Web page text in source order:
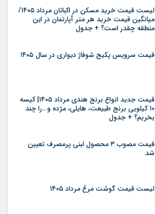
لیست قیمت خرید مسکن در اکباتان مرداد ۱۴۰۵/
میانگین قیمت خرید هر متر آپارتمان در این
منطقه چقدر است؟ + جدول
قیمت سرویس پکیج شوفاژ دیواری در سال ۱۴۰۵
قیمت جدید انواع برنج هندی مرداد ۱۴۰۵| کیسه
۱۰ کیلویی برنج طبیعت، هایلی، مژده و…را چند
بخریم؟ + جدول
قیمت مصوب ۳ محصول لبنی پرمصرف تعیین
شد
لیست قیمت گوشت مرغ مرداد ۱۴۰۵